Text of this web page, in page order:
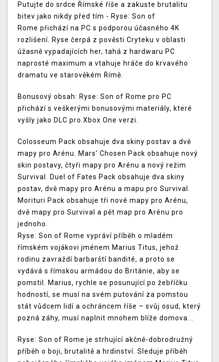
Putujte do srdce Římské říše a zakuste brutalitu
bitev jako nikdy před tím - Ryse: Son of
Rome přichází na PC s podporou účasného 4K
rozlišení. Ryse čerpá z pověsti Cryteku v oblasti
úžasně vypadajících her, tahá z hardwaru PC
naprosté maximum a vtahuje hráče do krvavého
dramatu ve starověkém Římě.
Bonusový obsah: Ryse: Son of Rome pro PC
přichází s veškerými bonusovými materiály, které
vyšly jako DLC pro Xbox One verzi.
Colosseum Pack obsahuje dva skiny postav a dvě
mapy pro Arénu. Mars’ Chosen Pack obsahuje nový
skin postavy, čtyři mapy pro Arénu a nový režim
Survival. Duel of Fates Pack obsahuje dva skiny
postav, dvě mapy pro Arénu a mapu pro Survival.
Morituri Pack obsahuje tři nové mapy pro Arénu,
dvě mapy pro Survival a pět map pro Arénu pro
jednoho.
Ryse: Son of Rome vypráví příběh o mladém
římském vojákovi jménem Marius Titus, jehož
rodinu zavraždí barbarští bandité, a proto se
vydává s římskou armádou do Británie, aby se
pomstil. Marius, rychle se posunující po žebříčku
hodností, se musí na svém putování za pomstou
stát vůdcem lidí a ochráncem říše – svůj osud, který
pozná záhy, musí naplnit mnohem blíže domova...
Ryse: Son of Rome je strhující akčně-dobrodružný
příběh o boji, brutalitě a hrdinství. Sleduje příběh